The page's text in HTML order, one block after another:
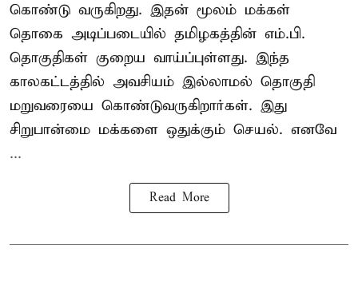
கொண்டு வருகிறது. இதன் மூலம் மக்கள்
தொகை அடிப்படையில் தமிழகத்தின் எம்.பி.
தொகுதிகள் குறைய வாய்ப்புள்ளது. இந்த
காலகட்டத்தில் அவசியம் இல்லாமல் தொகுதி
மறுவரையை கொண்டுவருகிறார்கள். இது
சிறுபான்மை மக்களை ஒதுக்கும் செயல். எனவே
...
Read More